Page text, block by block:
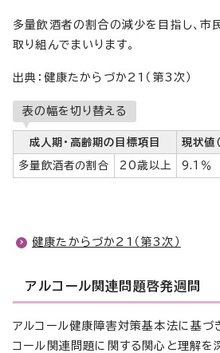
多量飲酒者の割合の減少を目指し、市
取り組んでまいります。
出典：健康たからづか21（第3次）
表の幅を切り替える
成人期・高齢期の目標項目 現状値
多量飲酒者の割合 20歳以上 9.1％
健康たからづか21（第3次）
アルコール関連問題啓発週間
アルコール健康障害対策基本法に基づ
コール関連問題に関する関心と理解を